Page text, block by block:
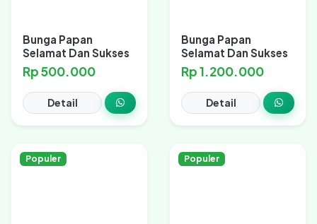
Bunga Papan
Selamat Dan Sukses
Rp 500.000
Detail
Bunga Papan
Selamat Dan Sukses
Rp 1.200.000
Detail
Populer Populer